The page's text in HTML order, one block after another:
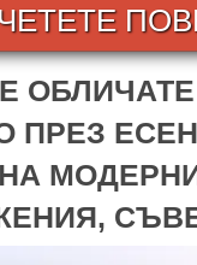
ПРЕЗ